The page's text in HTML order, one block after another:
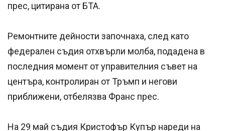
прес, цитирана от БТА.
Ремонтните дейности започнаха, след като
федерален съдия отхвърли молба, подадена в
последния момент от управителния съвет на
центъра, контролиран от Тръмп и негови
приближени, отбелязва Франс прес.
На 29 май съдия Кристофър Купър нареди на